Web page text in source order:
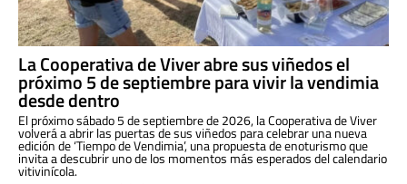
La Cooperativa de Viver abre sus viñedos el
próximo 5 de septiembre para vivir la vendimia
desde dentro
El próximo sábado 5 de septiembre de 2026, la Cooperativa de Viver
volverá a abrir las puertas de sus viñedos para celebrar una nueva
edición de ‘Tiempo de Vendimia’, una propuesta de enoturismo que
invita a descubrir uno de los momentos más esperados del calendario
vitivinícola.